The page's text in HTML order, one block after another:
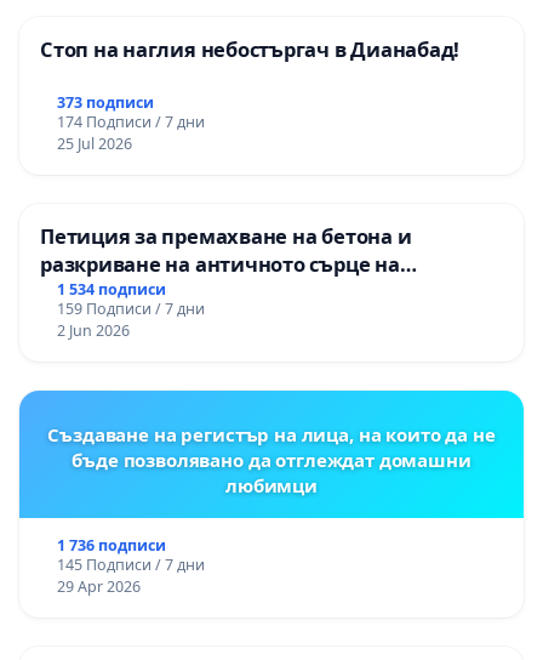
Стоп на наглия небостъргач в Дианабад!
373 подписи
174 Подписи / 7 дни
25 Jul 2026
Петиция за премахване на бетона и
разкриване на античното сърце на
Могиланската могила във Враца
1 534 подписи
159 Подписи / 7 дни
2 Jun 2026
Създаване на регистър на лица, на които да не
бъде позволявано да отглеждат домашни
любимци
1 736 подписи
145 Подписи / 7 дни
29 Apr 2026